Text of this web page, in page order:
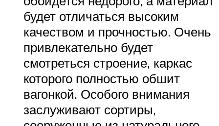
будет отличаться высоким
качеством и прочностью. Очень
привлекательно будет
смотреться строение, каркас
которого полностью обшит
вагонкой. Особого внимания
заслуживают сортиры,